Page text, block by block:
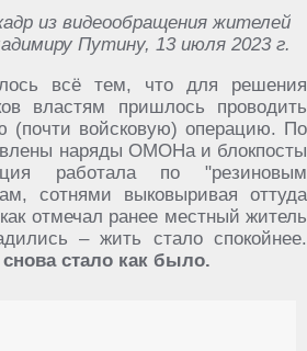
из видеообращения жителей
Путину, 13 июля 2023 г.
всё тем, что для решения
властям пришлось проводить
(почти войсковую) операцию. По
наряды ОМОНа и блокпосты
работала по "резиновым
сотнями выковыривая оттуда
отмечал ранее местный житель
– жить стало спокойнее.
стало как было.